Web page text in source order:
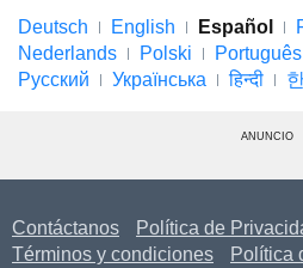
Deutsch English Español
Nederlands
Polski Português
Русский
Українська हिन्दी
ANUNCIO
Contáctanos
Política de
Términos y condiciones
Política